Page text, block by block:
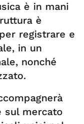
è in mani
è
registrare e
in un
nonché
sul mercato